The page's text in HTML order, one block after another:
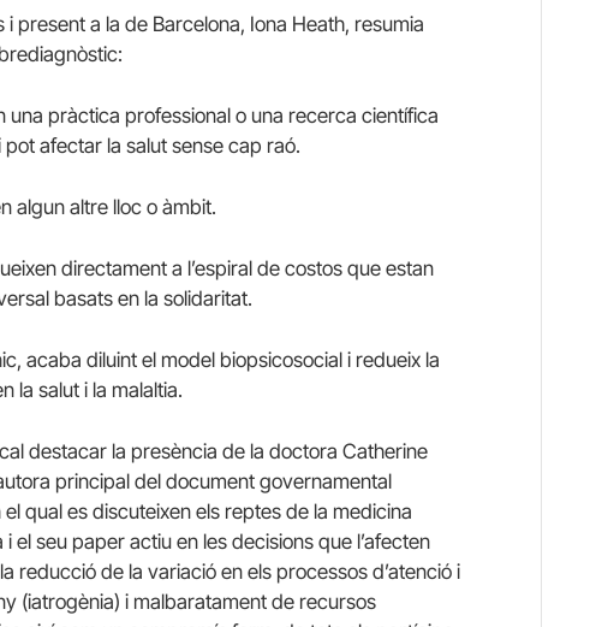
present a la de Barcelona, Iona Heath, resumia
una pràctica professional o una recerca científica
afectar la salut sense cap raó.
algun altre lloc o àmbit.
directament a l’espiral de costos que estan
basats en la solidaritat.
acaba diluint el model biopsicosocial i redueix la
la salut i la malaltia.
destacar la presència de la doctora Catherine
principal del document governamental
qual es discuteixen els reptes de la medicina
el seu paper actiu en les decisions que l’afecten
reducció de la variació en els processos d’atenció i
(iatrogènia) i malbaratament de recursos